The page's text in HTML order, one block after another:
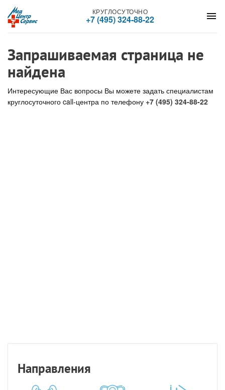
menu
КРУГЛОСУТОЧНО
+7 (495) 324-88-22
Запрашиваемая страница не
найдена
Интересующие Вас вопросы Вы можете задать специалистам
круглосуточного call-центра по телефону +7 (495) 324-88-22
Направления